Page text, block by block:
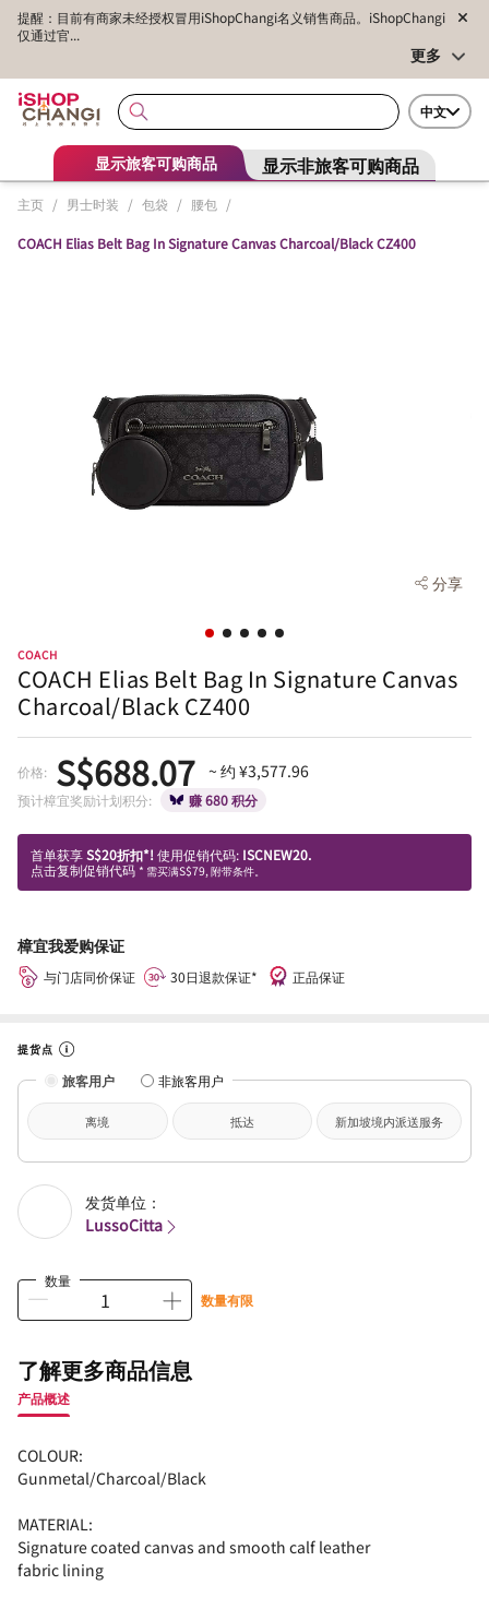
提醒：目前有商家未经授权冒用iShopChangi名义销售商品。iShopChangi
仅通过官...
更多
中文
显示旅客可购商品 显示非旅客可购商品
主页 / 男士时装 / 包袋 / 腰包 /
COACH Elias Belt Bag In Signature Canvas Charcoal/Black CZ400
分享
COACH
COACH Elias Belt Bag In Signature Canvas
Charcoal/Black CZ400
价格: S$688.07 ~ 约 ¥3,577.96
预计樟宜奖励计划积分: 赚 680 积分
首单获享S$20折扣*! 使用促销代码: ISCNEW20.
点击复制促销代码 * 需买满S$79, 附带条件。
樟宜我爱购保证
与门店同价保证 30日退款保证* 正品保证
提货点
旅客用户 非旅客用户
离境 抵达 新加坡境内派送服务
发货单位：
LussoCitta
数量
数量有限
了解更多商品信息
产品概述
COLOUR:
Gunmetal/Charcoal/Black
MATERIAL:
Signature coated canvas and smooth calf leather
fabric lining